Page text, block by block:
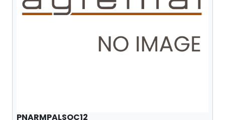
PNARMPALSOC12